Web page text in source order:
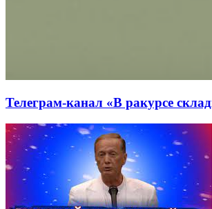
Телеграм-канал «В ракурсе